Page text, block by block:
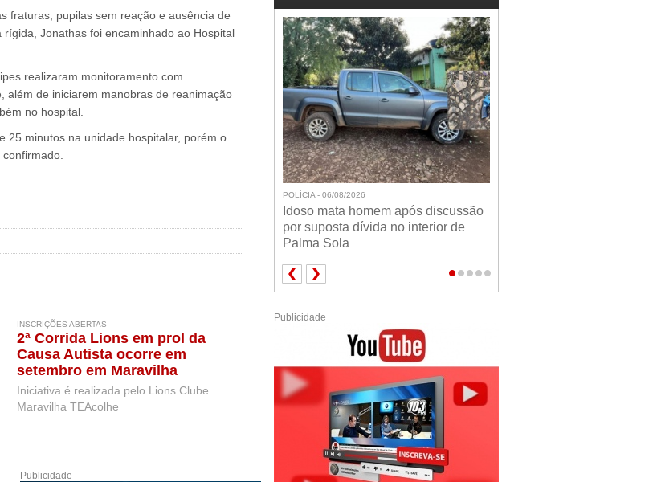
fraturas, pupilas sem reação e ausência de
Jonathas foi encaminhado ao Hospital
realizaram monitoramento com
além de iniciarem manobras de reanimação
no hospital.
25 minutos na unidade hospitalar, porém o
INSCRIÇÕES ABERTAS
2ª Corrida Lions em prol da
Causa Autista ocorre em
setembro em Maravilha
Iniciativa é realizada pelo Lions Clube
Maravilha TEAcolhe
Publicidade
POLÍCIA - 06/08/2026
Idoso mata homem após discussão
por suposta dívida no interior de
Palma Sola
Publicidade